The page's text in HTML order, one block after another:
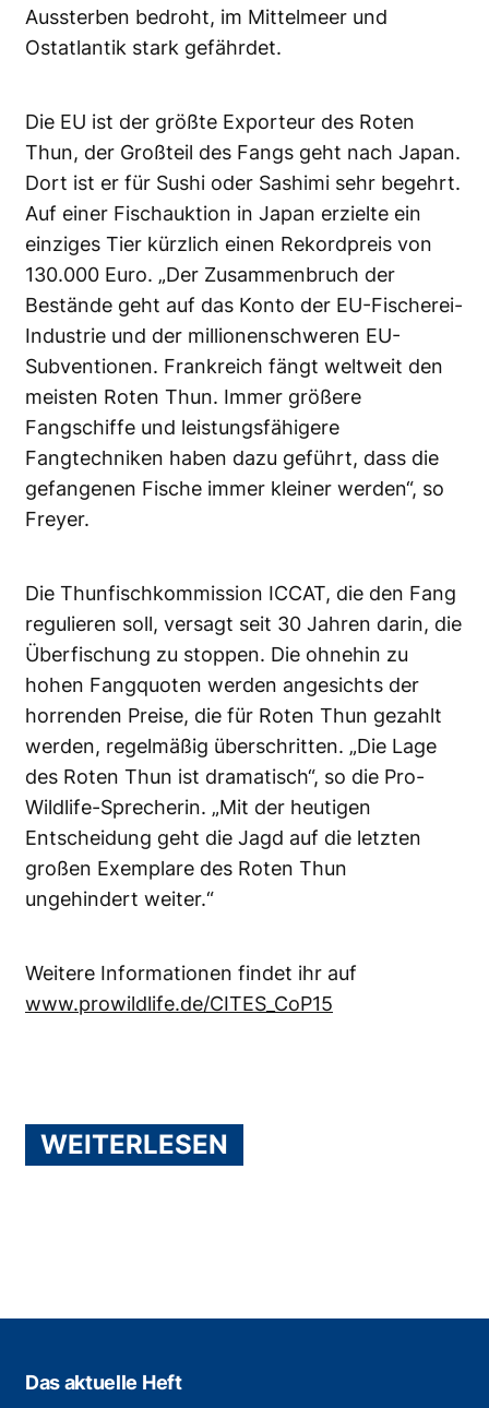
Aussterben bedroht, im Mittelmeer und
Ostatlantik stark gefährdet.
Die EU ist der größte Exporteur des Roten
Thun, der Großteil des Fangs geht nach Japan.
Dort ist er für Sushi oder Sashimi sehr begehrt.
Auf einer Fischauktion in Japan erzielte ein
einziges Tier kürzlich einen Rekordpreis von
130.000 Euro. „Der Zusammenbruch der
Bestände geht auf das Konto der EU-Fischerei-
Industrie und der millionenschweren EU-
Subventionen. Frankreich fängt weltweit den
meisten Roten Thun. Immer größere
Fangschiffe und leistungsfähigere
Fangtechniken haben dazu geführt, dass die
gefangenen Fische immer kleiner werden“, so
Freyer.
Die Thunfischkommission ICCAT, die den Fang
regulieren soll, versagt seit 30 Jahren darin, die
Überfischung zu stoppen. Die ohnehin zu
hohen Fangquoten werden angesichts der
horrenden Preise, die für Roten Thun gezahlt
werden, regelmäßig überschritten. „Die Lage
des Roten Thun ist dramatisch“, so die Pro-
Wildlife-Sprecherin. „Mit der heutigen
Entscheidung geht die Jagd auf die letzten
großen Exemplare des Roten Thun
ungehindert weiter.“
Weitere Informationen findet ihr auf
www.prowildlife.de/CITES_CoP15
WEITERLESEN
Das aktuelle Heft